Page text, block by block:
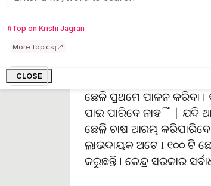
#Top on Krishi Jagran
More Topics
CLOSE
ଛେଳି ପ୍ରଥମେ ପାଳନ କରିବା
ପାଇ ପାରିବେ ନାହିଁ | ଯଦି
ଛେଳି ଚାଷ ଆରମ୍ଭ
ଲାଭଦାୟକ ଅଟେ l ୧୦୦ ଟି
କରୁଛନ୍ତି । କେନ୍ଦ୍ର ସରକାର